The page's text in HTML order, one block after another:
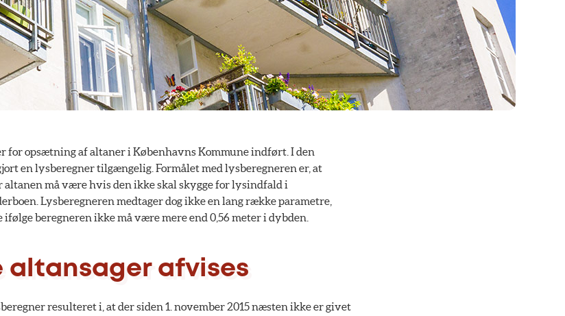
for opsætning af altaner i Københavns Kommune indført. I den
en lysberegner tilgængelig. Formålet med lysberegneren er, at
altanen må være hvis den ikke skal skygge for lysindfald i
Lysberegneren medtager dog ikke en lang række parametre,
beregneren ikke må være mere end 0,56 meter i dybden.
altansager afvises
resulteret i, at der siden 1. november 2015 næsten ikke er givet